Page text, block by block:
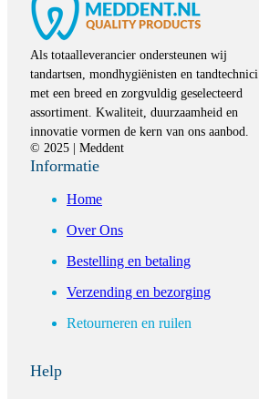
Als totaalleverancier ondersteunen wij
tandartsen, mondhygiënisten en tandtechnici
met een breed en zorgvuldig geselecteerd
assortiment. Kwaliteit, duurzaamheid en
innovatie vormen de kern van ons aanbod.
© 2025 | Meddent
Informatie
Home
Over Ons
Bestelling en betaling
Verzending en bezorging
Retourneren en ruilen
Help